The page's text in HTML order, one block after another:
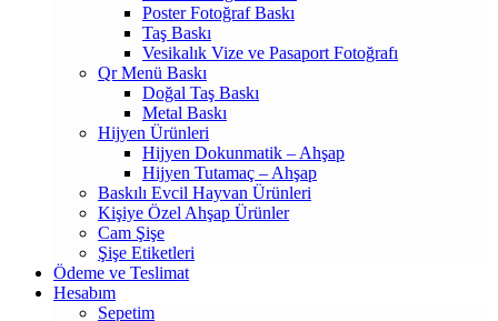
Poster Fotoğraf Baskı
Taş Baskı
Vesikalık Vize ve Pasaport Fotoğrafı
Qr Menü Baskı
Doğal Taş Baskı
Metal Baskı
Hijyen Ürünleri
Hijyen Dokunmatik – Ahşap
Hijyen Tutamaç – Ahşap
Baskılı Evcil Hayvan Ürünleri
Kişiye Özel Ahşap Ürünler
Cam Şişe
Şişe Etiketleri
Ödeme ve Teslimat
Hesabım
Sepetim